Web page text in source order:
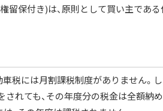
留保付き)は、原則として買い主であ
税には月割課税制度がありません。し
れても、その年度分の税金は全額納